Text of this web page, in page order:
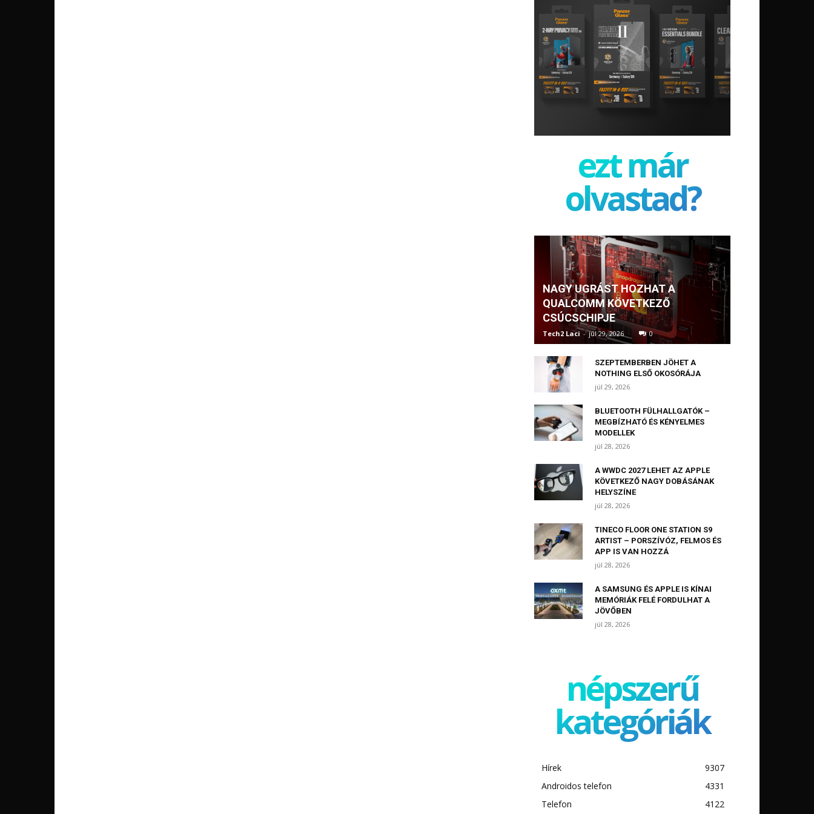
ezt már
olvastad?
NAGY UGRÁST HOZHAT A
QUALCOMM KÖVETKEZŐ
CSÚCSCHIPJE
Tech2 Laci - júl 29, 2026 0
SZEPTEMBERBEN JÖHET A
NOTHING ELSŐ OKOSÓRÁJA
júl 29, 2026
BLUETOOTH FÜLHALLGATÓK –
MEGBÍZHATÓ ÉS KÉNYELMES
MODELLEK
júl 28, 2026
A WWDC 2027 LEHET AZ APPLE
KÖVETKEZŐ NAGY DOBÁSÁNAK
HELYSZÍNE
júl 28, 2026
TINECO FLOOR ONE STATION S9
ARTIST – PORSZÍVÓZ, FELMOS ÉS
APP IS VAN HOZZÁ
júl 28, 2026
A SAMSUNG ÉS APPLE IS KÍNAI
MEMÓRIÁK FELÉ FORDULHAT A
JÖVŐBEN
júl 28, 2026
népszerű
kategóriák
Hírek
9307
Androidos telefon
4331
Telefon
4122